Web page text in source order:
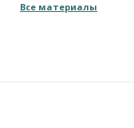
Школы,
Все материалы